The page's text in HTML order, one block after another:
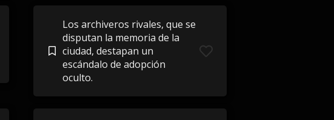
Los archiveros rivales, que se
disputan la memoria de la
ciudad, destapan un
escándalo de adopción
oculto.